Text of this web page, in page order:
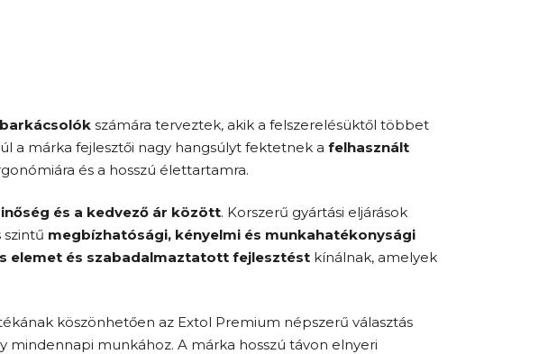
számára terveztek, akik a felszerelésüktől többet
a márka fejlesztői nagy hangsúlyt fektetnek a felhasznált
és a hosszú élettartamra.
és a kedvező ár között. Korszerű gyártási eljárások
megbízhatósági, kényelmi és munkahatékonysági
elemet és szabadalmaztatott fejlesztést kínálnak, amelyek
köszönhetően az Extol Premium népszerű választás
munkához. A márka hosszú távon elnyeri